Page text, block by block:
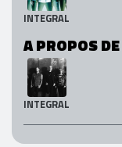
INTEGRAL
A PROPOS DE
INTEGRAL